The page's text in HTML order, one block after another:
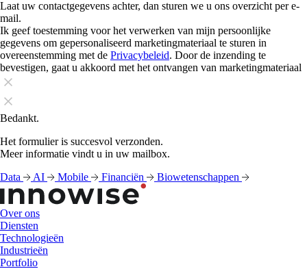
Laat uw contactgegevens achter, dan sturen we u ons overzicht per e-
mail.
Ik geef toestemming voor het verwerken van mijn persoonlijke
gegevens om gepersonaliseerd marketingmateriaal te sturen in
overeenstemming met de Privacybeleid. Door de inzending te
bevestigen, gaat u akkoord met het ontvangen van marketingmateriaal
Bedankt.
Het formulier is succesvol verzonden.
Meer informatie vindt u in uw mailbox.
Data
AI Mobile Financiën Biowetenschappen
Over ons
Diensten
Technologieën
Industrieën
Portfolio